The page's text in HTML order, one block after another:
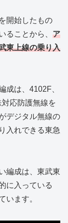
開始したもの
ることから、 ア
東上線の乗り入
成は、4102F、
応防護無線を
デジタル無線の
入れできる東急
編成は、東武東
に入っている
います。